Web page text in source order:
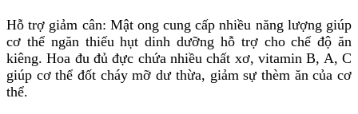
Hỗ trợ giảm cân: Mật ong cung cấp nhiều năng lượng giúp
cơ thể ngăn thiếu hụt dinh dưỡng hỗ trợ cho chế độ ăn
kiêng. Hoa đu đủ đực chứa nhiều chất xơ, vitamin B, A, C
giúp cơ thể đốt cháy mỡ dư thừa, giảm sự thèm ăn của cơ
thể.